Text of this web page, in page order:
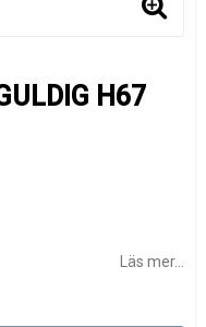
H67
Läs mer...